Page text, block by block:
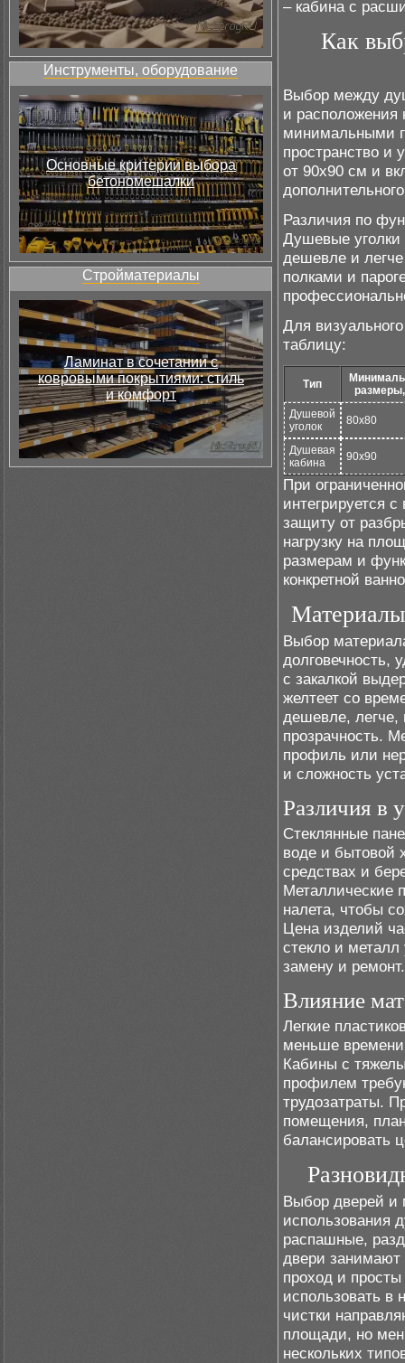
Инструменты, оборудование
Основные критерии выбора
бетономешалки
Стройматериалы
Ламинат в сочетании с
ковровыми покрытиями: стиль
и комфорт
– кабина с
Как
Выбор между
и
минимальными
пространство и
от 90x90 см и
Различия по
Душевые уголки
дешевле и
полками и
Для
таблицу:
Тип
Душевой
уголок
80x80
Душевая
кабина
90x90
При
интегрируется
защиту от
нагрузку на
размерам и
конкретной
Материалы
Выбор
долговечность,
с закалкой
желтеет со
дешевле, легче,
прозрачность.
профиль или
и сложность
Различия в
Стеклянные
воде и бытовой
средствах и
Металлические
налета, чтобы
Цена изделий
стекло и
замену и ремонт.
Влияние
Легкие
меньше времени
Кабины с
профилем
трудозатраты.
помещения,
балансировать
Выбор дверей и
использования
распашные,
двери занимают
проход и
использовать в
чистки
площади, но
нескольких